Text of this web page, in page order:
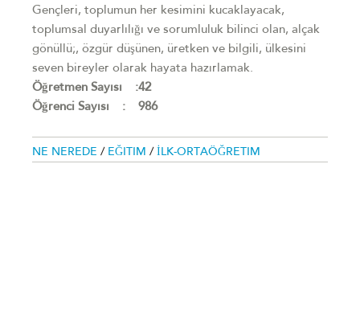
Gençleri, toplumun her kesimini kucaklayacak,
toplumsal duyarlılığı ve sorumluluk bilinci olan, alçak
gönüllü;, özgür düşünen, üretken ve bilgili, ülkesini
seven bireyler olarak hayata hazırlamak.
Öğretmen Sayısı :42
Öğrenci Sayısı : 986
NE NEREDE / EĞITIM / İLK-ORTAÖĞRETIM